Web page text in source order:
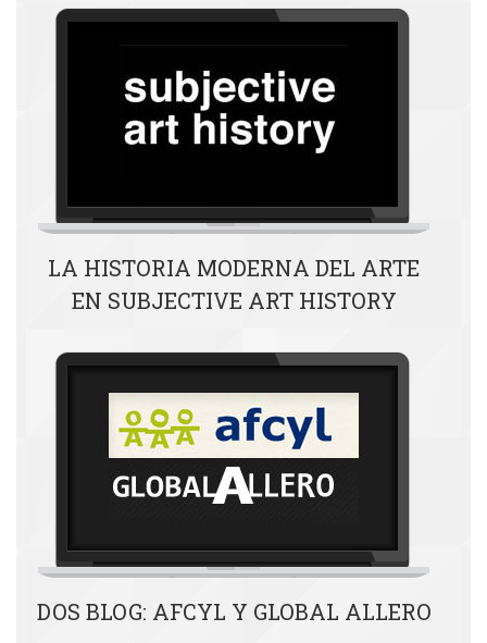
LA HISTORIA MODERNA DEL ARTE
EN SUBJECTIVE ART HISTORY
DOS BLOG: AFCYL Y GLOBAL ALLERO